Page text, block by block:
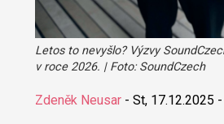
Letos to nevyšlo? Výzvy
v roce 2026. | Foto: SoundCzech
Zdeněk Neusar- St, 17.12.2025